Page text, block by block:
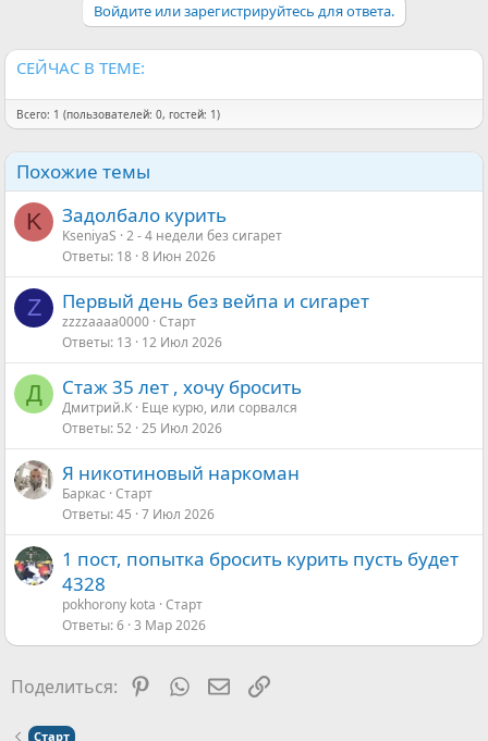
Войдите или зарегистрируйтесь для ответа.
СЕЙЧАС В ТЕМЕ:
Всего: 1 (пользователей: 0, гостей: 1)
Похожие темы
K Задолбало курить
KseniyaS 2 - 4 недели без сигарет
Ответы 18 8 Июн 2026
Z Первый день без вейпа и сигарет
zzzzaaaa0000 Старт
Ответы 13 12 Июл 2026
Д Стаж 35 лет , хочу бросить
Дмитрий.К Еще курю, или сорвался
Ответы 52 25 Июл 2026
Я никотиновый наркоман
Баркас Старт
Ответы 45 7 Июл 2026
1 пост, попытка бросить курить пусть будет
4328
pokhorony kota Старт
Ответы 6 3 Мар 2026
Поделиться: Pinterest
WhatsAppЭлектронная почта
Ссылка
Старт